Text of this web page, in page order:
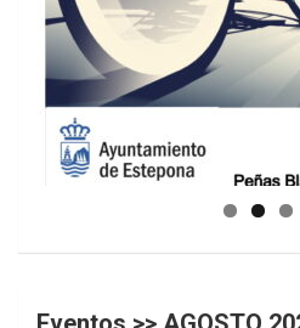
GUIA DE INSTALACIONES